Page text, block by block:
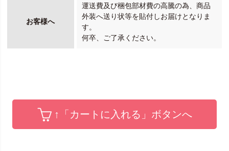
お客様へ
運送費及び梱包部材費の高騰の為、商品
外装へ送り状等を貼付しお届けとなりま
す。
何卒、ご了承ください。
↑「カートに入れる」ボタンへ